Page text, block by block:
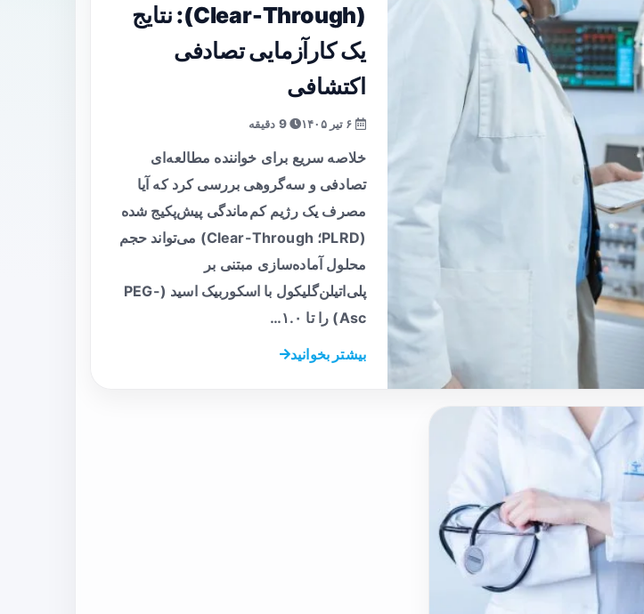
(Clear-Through): نتایج
یک کارآزمایی تصادفی
اکتشافی
9 دقیقه
خلاصه سریع برای خواننده مطالعه‌ای
تصادفی و سه‌گروهی بررسی کرد که آیا
مصرف یک رژیم کم‌ماندگی پیش‌پکیج شده
(PLRD؛ Clear-Through) می‌تواند حجم
محلول آماده‌سازی مبتنی بر
پلی‌اتیلن‌گلیکول با اسکوربیک اسید (PEG-
Asc) را تا ۱.۰…
بیشتر بخوانید